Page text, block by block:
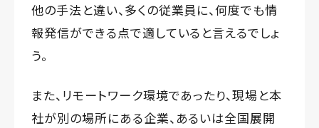
他の手法と違い、多くの従業員に、何度でも情
報発信ができる点で適していると言えるでしょ
う。
また、リモートワーク環境であったり、現場と本
社が別の場所にある企業、あるいは全国展開